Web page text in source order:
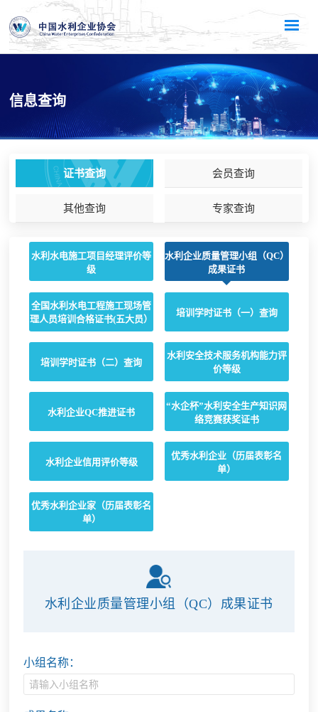
信息查询
证书查询 会员查询
其他查询 专家查询
水利水电施工项目经理评价等
级
水利企业质量管理小组（QC）
成果证书
全国水利水电工程施工现场管
理人员培训合格证书(五大员）
培训学时证书（一）查询
培训学时证书（二）查询
水利安全技术服务机构能力评
价等级
水利企业QC推进证书
“水企杯”水利安全生产知识网
络竞赛获奖证书
水利企业信用评价等级
优秀水利企业（历届表彰名
单）
优秀水利企业家（历届表彰名
单）
水利企业质量管理小组（QC）成果证书
小组名称：